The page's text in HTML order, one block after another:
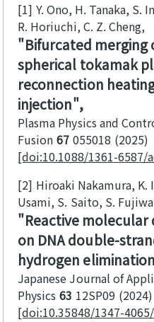
[1] Y. Ono, H. Tanaka, S.
R. Horiuchi, C. Z. Cheng
Bifurcated
spherical tokamak
reconnection
injection
Plasma Physics and
Fusion 67 055018 2025
[doi:10.1088/1361-6587/
[2] Hiroaki Nakamura, K.
Usami, S. Saito, S.
Reactive
on DNA double-
hydrogen elimination
Japanese Journal of
Physics 63 12SP09 2024
[doi:10.35848/1347-